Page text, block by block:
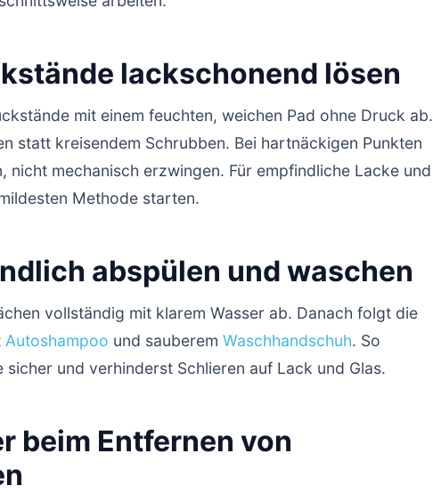
lackschonend lösen
mit einem feuchten, weichen Pad ohne Druck ab.
statt kreisendem Schrubben. Bei hartnäckigen Punkten
nicht mechanisch erzwingen. Für empfindliche Lacke und
Methode starten.
abspülen und waschen
vollständig mit klarem Wasser ab. Danach folgt die
Autoshampoo und sauberem Waschhandschuh. So
sicher und verhinderst Schlieren auf Lack und Glas.
beim Entfernen von